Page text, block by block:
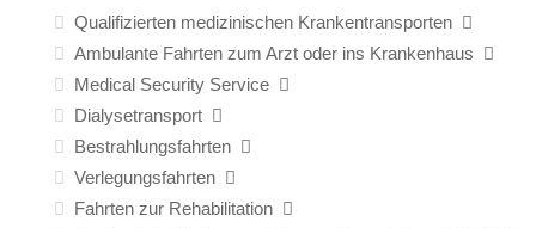
Qualifizierten medizinischen Krankentransporten
Ambulante Fahrten zum Arzt oder ins Krankenhaus
Medical Security Service
Dialysetransport
Bestrahlungsfahrten
Verlegungsfahrten
Fahrten zur Rehabilitation